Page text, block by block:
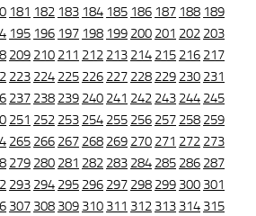
181 182 183 184 185 186 187 188 189
195 196 197 198 199 200 201 202 203
209 210 211 212 213 214 215 216 217
223 224 225 226 227 228 229 230 231
237 238 239 240 241 242 243 244 245
251 252 253 254 255 256 257 258 259
265 266 267 268 269 270 271 272 273
279 280 281 282 283 284 285 286 287
293 294 295 296 297 298 299 300 301
307 308 309 310 311 312 313 314 315